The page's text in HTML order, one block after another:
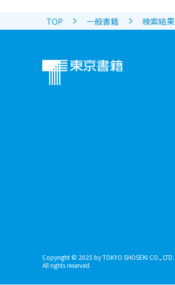
TOP 一般書籍 検索結果
Copyright © 2025 by TOKYO SHOSEKI CO., LTD.
All rights reserved.